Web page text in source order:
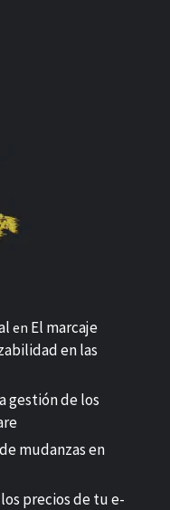
en El marcaje
en las
gestión de los
mudanzas en
precios de tu e-